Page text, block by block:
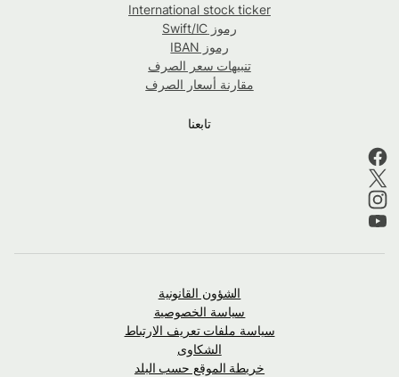
International stock ticker
رموز Swift/IC
رموز IBAN
تنبيهات سعر الصرف
مقارنة أسعار الصرف
تابعنا
الشؤون القانونية
سياسة الخصوصية
سياسة ملفات تعريف الارتباط
الشكاوى
خريطة الموقع حسب البلد